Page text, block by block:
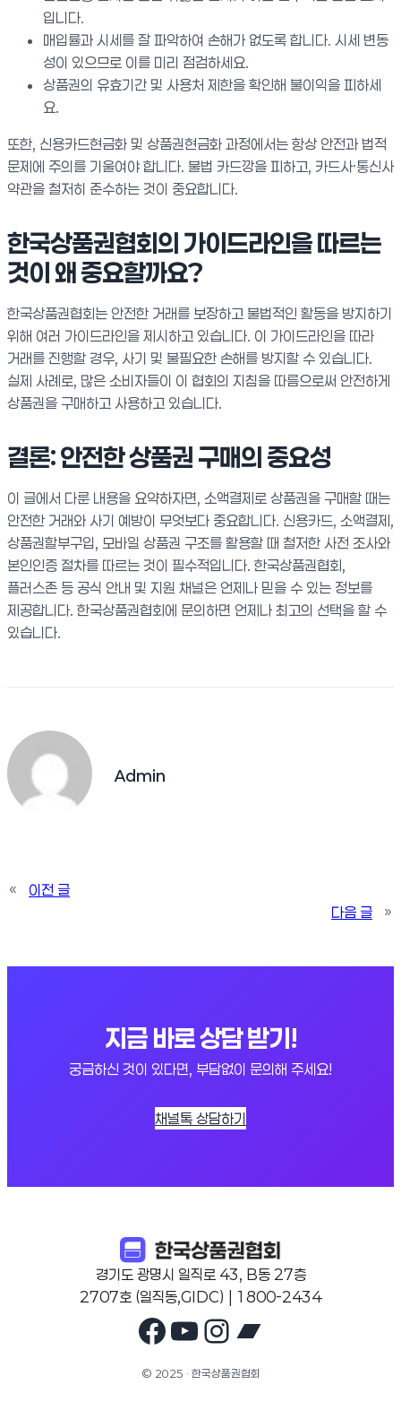
입니다.
매입률과 시세를 잘 파악하여 손해가 없도록 합니다. 시세 변동
성이 있으므로 이를 미리 점검하세요.
상품권의 유효기간 및 사용처 제한을 확인해 불이익을 피하세
요.
또한, 신용카드현금화 및 상품권현금화 과정에서는 항상 안전과 법적
문제에 주의를 기울여야 합니다. 불법 카드깡을 피하고, 카드사·통신사
약관을 철저히 준수하는 것이 중요합니다.
한국상품권협회의 가이드라인을 따르는
것이 왜 중요할까요?
한국상품권협회는 안전한 거래를 보장하고 불법적인 활동을 방지하기
위해 여러 가이드라인을 제시하고 있습니다. 이 가이드라인을 따라
거래를 진행할 경우, 사기 및 불필요한 손해를 방지할 수 있습니다.
실제 사례로, 많은 소비자들이 이 협회의 지침을 따름으로써 안전하게
상품권을 구매하고 사용하고 있습니다.
결론: 안전한 상품권 구매의 중요성
이 글에서 다룬 내용을 요약하자면, 소액결제로 상품권을 구매할 때는
안전한 거래와 사기 예방이 무엇보다 중요합니다. 신용카드, 소액결제,
상품권할부구입, 모바일 상품권 구조를 활용할 때 철저한 사전 조사와
본인인증 절차를 따르는 것이 필수적입니다. 한국상품권협회,
플러스존 등 공식 안내 및 지원 채널은 언제나 믿을 수 있는 정보를
제공합니다. 한국상품권협회에 문의하면 언제나 최고의 선택을 할 수
있습니다.
Admin
«
이전 글
다음 글
»
지금 바로 상담 받기!
궁금하신 것이 있다면, 부담없이 문의해 주세요!
채널톡 상담하기
경기도 광명시 일직로 43, B동 27층
2707호 (일직동,GIDC) | 1800-2434
Facebook
YouTube
Instagram
© 2025 · 한국상품권협회